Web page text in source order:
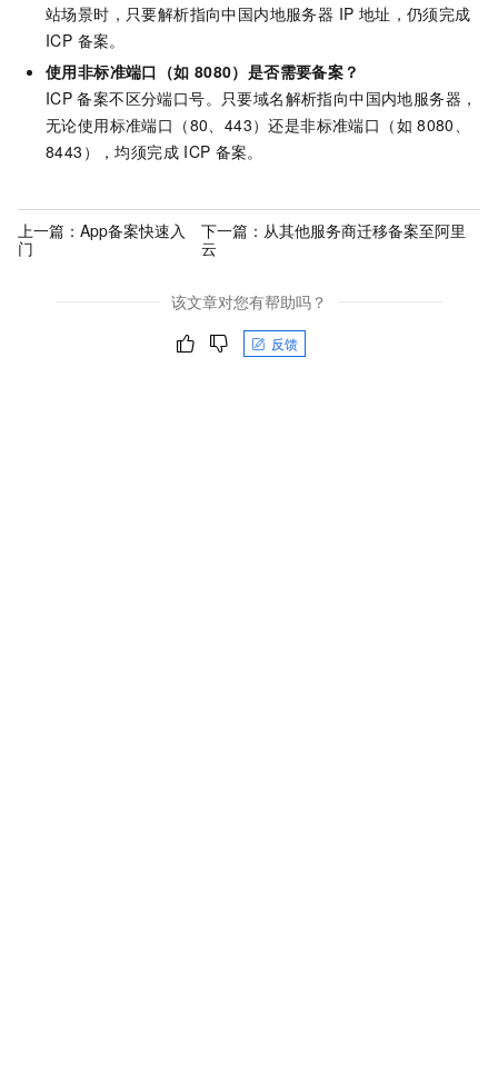
站场景时，只要解析指向中国内地服务器 IP 地址，仍须完成
ICP 备案。
使用非标准端口（如 8080）是否需要备案？
ICP 备案不区分端口号。只要域名解析指向中国内地服务器，
无论使用标准端口（80、443）还是非标准端口（如 8080、
8443），均须完成 ICP 备案。
上一篇： App备案快速入
门
下一篇： 从其他服务商迁移备案至阿里
云
该文章对您有帮助吗？
反馈